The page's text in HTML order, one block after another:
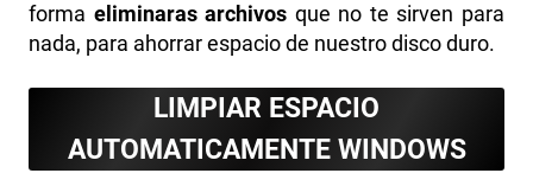
forma eliminaras archivos que no te sirven para
nada, para ahorrar espacio de nuestro disco duro.
LIMPIAR ESPACIO
AUTOMATICAMENTE WINDOWS